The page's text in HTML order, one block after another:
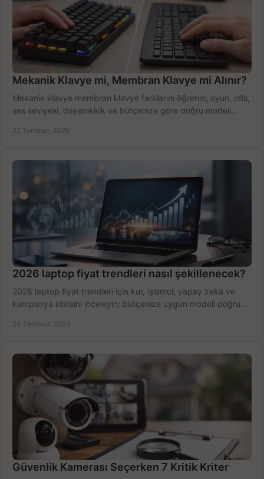
Mekanik Klavye mi, Membran Klavye mi Alınır?
Mekanik klavye membran klavye farklarını öğrenin; oyun, ofis,
ses seviyesi, dayanıklılık ve bütçenize göre doğru modeli
22 Temmuz 2026
2026 laptop fiyat trendleri nasıl şekillenecek?
2026 laptop fiyat trendleri için kur, işlemci, yapay zeka ve
kampanya etkisini inceleyin; bütçenize uygun modeli doğru
20 Temmuz 2026
Güvenlik Kamerası Seçerken 7 Kritik Kriter